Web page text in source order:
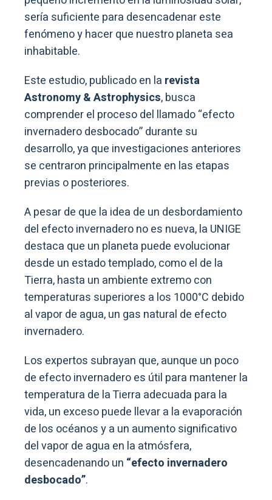
sería suficiente para desencadenar este
fenómeno y hacer que nuestro planeta sea
inhabitable.
Este estudio, publicado en la revista
Astronomy & Astrophysics, busca
comprender el proceso del llamado “efecto
invernadero desbocado” durante su
desarrollo, ya que investigaciones anteriores
se centraron principalmente en las etapas
previas o posteriores.
A pesar de que la idea de un desbordamiento
del efecto invernadero no es nueva, la UNIGE
destaca que un planeta puede evolucionar
desde un estado templado, como el de la
Tierra, hasta un ambiente extremo con
temperaturas superiores a los 1000°C debido
al vapor de agua, un gas natural de efecto
invernadero.
Los expertos subrayan que, aunque un poco
de efecto invernadero es útil para mantener la
temperatura de la Tierra adecuada para la
vida, un exceso puede llevar a la evaporación
de los océanos y a un aumento significativo
del vapor de agua en la atmósfera,
desencadenando un “efecto invernadero
desbocado”.